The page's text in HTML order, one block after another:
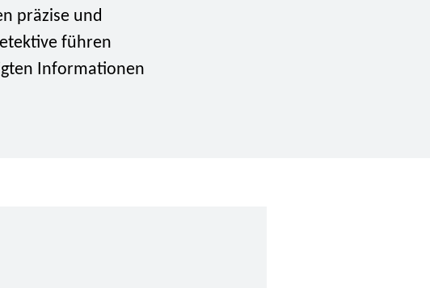
präzise und
führen
Informationen